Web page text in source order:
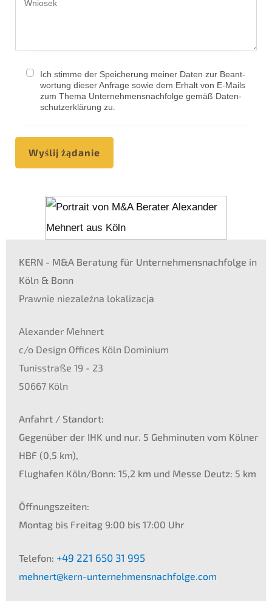
Ich stimme der Speiche­rung meiner Daten zur Beant­
wor­tung dieser Anfra­ge sowie dem Erhalt von E-Mails
zum Thema Unternehmens­nachfolge gemäß Daten­
schutz­er­klä­rung zu.
Wyślij żądanie
KERN - M&A Beratung für Unternehmens­nachfolge in
Köln & Bonn
Prawnie nieza­leż­na lokalizacja
Alexan­der Mehnert
c/o Design Offices Köln Domini­um
Tunis­stra­ße 19 - 23
50667 Köln
Anfahrt / Stand­ort:
Gegen­über der IHK und nur. 5 Gehmi­nu­ten vom Kölner
HBF (0,5 km),
Flugha­fen Köln/Bonn: 15,2 km und Messe Deutz: 5 km
Öffnungs­zei­ten:
Montag bis Freitag 9:00 bis 17:00 Uhr
Telefon: +49 221 650 31 995
mehnert@kern-unternehmensnachfolge.com